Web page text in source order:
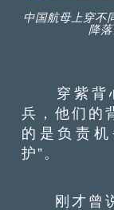
中国航母上穿不
降
穿紫背心
兵，他们的
的是负责
护”。
刚才曾说